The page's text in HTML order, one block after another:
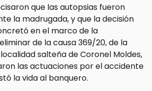
que las autopsias fueron
la madrugada, y que la decisión
en el marco de la
de la causa 369/20, de la
salteña de Coronel Moldes,
las actuaciones por el accidente
la vida al banquero.